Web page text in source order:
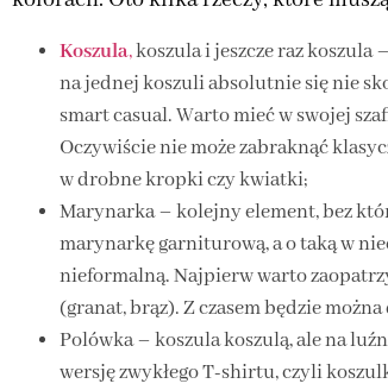
Koszula,koszula i jeszcze raz koszula
na jednej koszuli absolutnie się nie
smart casual. Warto mieć w swojej
Oczywiście nie może zabraknąć
w drobne kropki czy kwiatki;
Marynarka – kolejny element, bez
marynarkę garniturową, a o taką w
nieformalną. Najpierw warto
(granat, brąz). Z czasem będzie
Polówka – koszula koszulą, ale na
wersję zwykłego T-shirtu, czyli